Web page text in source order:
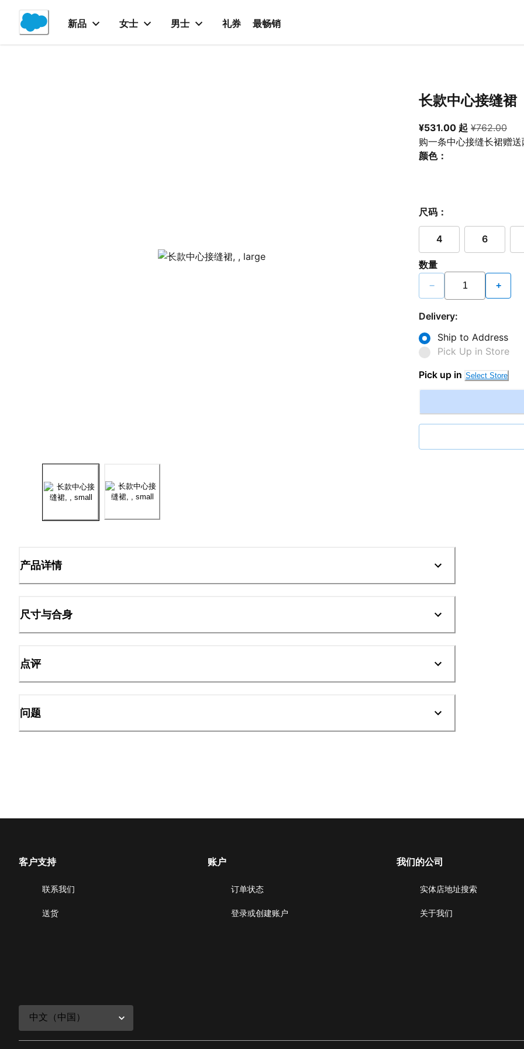
Content
新品 女士 男士 礼券 最畅销
长款中心接缝裙
¥531.00 起 从当前价格
¥762.00原
购一条中心接缝长裙赠
颜色：
尺码：
4 6
数量
− +
Delivery:
Ship to Address
Pick Up in Store
Pick up in Select Store
产品详情
尺寸与合身
点评
问题
客户支持
联系我们
送货
账户
订单状态
登录或创建账户
我们的公司
实体店地址搜索
关于我们